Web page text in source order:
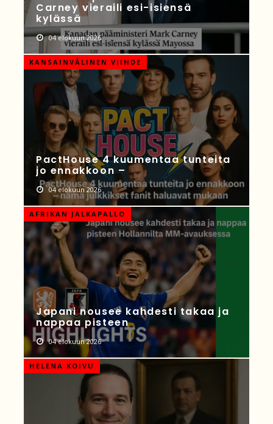
Carney vieraili esi-isiensä
kylässä
04 elokuun 2026
KANSAINVÄLINEN VIIHDE
PactHouse 4 kuumentaa tunteita
jo ennakkoon –
04 elokuun 2026
AFRIKAN JALKAPALLO
Japani nousee kahdesti takaa ja
nappaa pisteen
04 elokuun 2026
HELENA KOIVU